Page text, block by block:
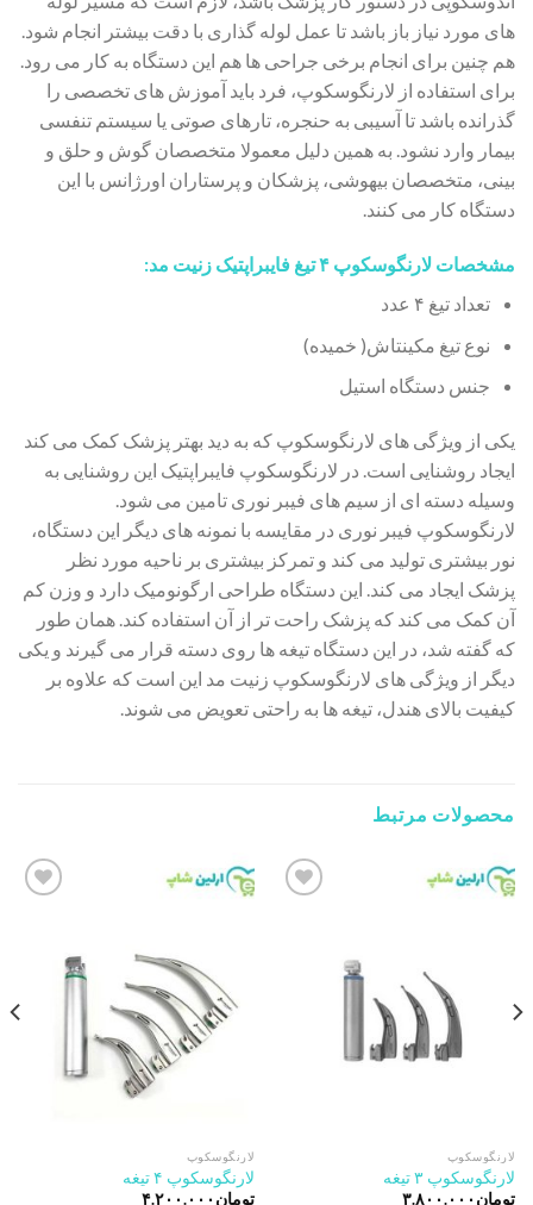
های مورد نیاز باز باشد تا عمل لوله گذاری با دقت بیشتر انجام شود.
هم چنین برای انجام برخی جراحی ها هم این دستگاه به کار می رود.
برای استفاده از لارنگوسکوپ، فرد باید آموزش های تخصصی را
گذرانده باشد تا آسیبی به حنجره، تارهای صوتی یا سیستم تنفسی
بیمار وارد نشود. به همین دلیل معمولا متخصصان گوش و حلق و
بینی، متخصصان بیهوشی، پزشکان و پرستاران اورژانس با این
دستگاه کار می کنند.
مشخصات لارنگوسکوپ ۴ تیغ فایبراپتیک زنیت مد:
تعداد تیغ ۴ عدد
نوع تیغ مکینتاش( خمیده)
جنس دستگاه استیل
یکی از ویژگی های لارنگوسکوپ که به دید بهتر پزشک کمک می کند
ایجاد روشنایی است. در لارنگوسکوپ فایبراپتیک این روشنایی به
وسیله دسته ای از سیم های فیبر نوری تامین می شود.
لارنگوسکوپ فیبر نوری در مقایسه با نمونه های دیگر این دستگاه،
نور بیشتری تولید می کند و تمرکز بیشتری بر ناحیه مورد نظر
پزشک ایجاد می کند. این دستگاه طراحی ارگونومیک دارد و وزن کم
آن کمک می کند که پزشک راحت تر از آن استفاده کند. همان طور
که گفته شد، در این دستگاه تیغه ها روی دسته قرار می گیرند و یکی
دیگر از ویژگی های لارنگوسکوپ زنیت مد این است که علاوه بر
کیفیت بالای هندل، تیغه ها به راحتی تعویض می شوند.
محصولات مرتبط
لارنگوسکوپ
لارنگوسکوپ ۳ تیغه
تومان ۳.۸۰۰.۰۰۰
لارنگوسکوپ
لارنگوسکوپ ۴ تیغه
تومان ۴.۲۰۰.۰۰۰